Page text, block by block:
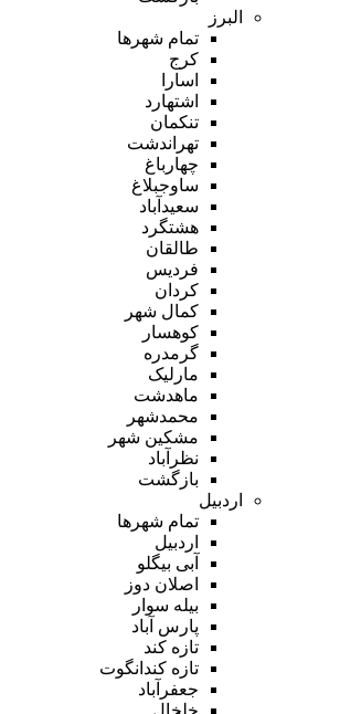
البرز
تمام شهر‌ها
کرج
اسارا
اشتهارد
تنکمان
تهراندشت
چهارباغ
ساوجبلاغ
سعیدآباد
هشتگرد
طالقان
فردیس
کردان
کمال شهر
کوهسار
گرمدره
مارلیک
ماهدشت
محمدشهر
مشکین شهر
نظرآباد
بازگشت
اردبیل
تمام شهر‌ها
اردبیل
آبی بیگلو
اصلان دوز
بیله سوار
پارس آباد
تازه کند
تازه کندانگوت
جعفرآباد
خلخال